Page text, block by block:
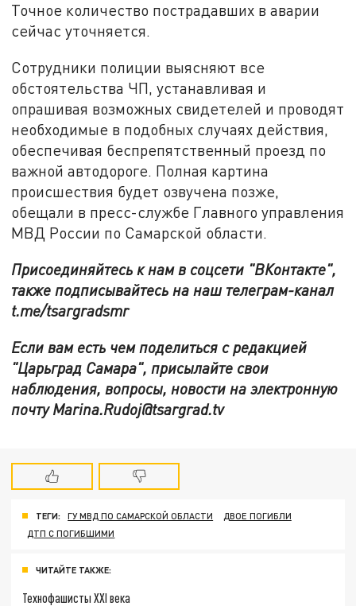
Точное количество пострадавших в аварии
сейчас уточняется.
Сотрудники полиции выясняют все
обстоятельства ЧП, устанавливая и
опрашивая возможных свидетелей и проводят
необходимые в подобных случаях действия,
обеспечивая беспрепятственный проезд по
важной автодороге. Полная картина
происшествия будет озвучена позже,
обещали в пресс-службе Главного управления
МВД России по Самарской области.
Присоединяйтесь к нам в соцсети "ВКонтакте",
также подписывайтесь на наш телеграм-канал
t.me/tsargradsmr
Если вам есть чем поделиться с редакцией
"Царьград Самара", присылайте свои
наблюдения, вопросы, новости на электронную
почту Marina.Rudoj@tsargrad.tv
ТЕГИ: ГУ МВД ПО САМАРСКОЙ ОБЛАСТИ
ДВОЕ ПОГИБЛИ
ДТП С ПОГИБШИМИ
ЧИТАЙТЕ ТАКЖЕ:
Технофашисты XXI века